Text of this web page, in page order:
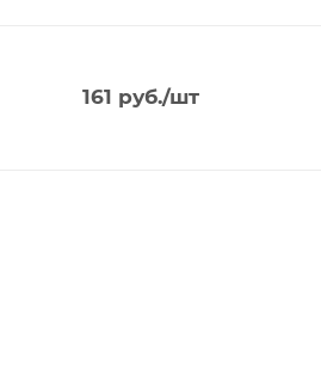
161 руб./шт